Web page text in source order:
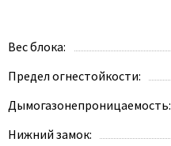
Вес блока:
Предел огнестойкости:
Дымогазонепроницаемость:
Нижний замок: